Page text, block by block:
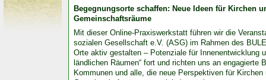
Begegnungsorte schaffen: Neue Ideen für Kirchen
Gemeinschaftsräume
Mit dieser Online-Praxiswerkstatt führen wir die
sozialen Gesell­schaft e.V. (ASG) im Rahmen des
Orte aktiv gestalten – Potenziale für Innen­entwick­lung
länd­lichen Räumen“ fort und richten uns an enga­gierte
Kommunen und alle, die neue Perspek­tiven für